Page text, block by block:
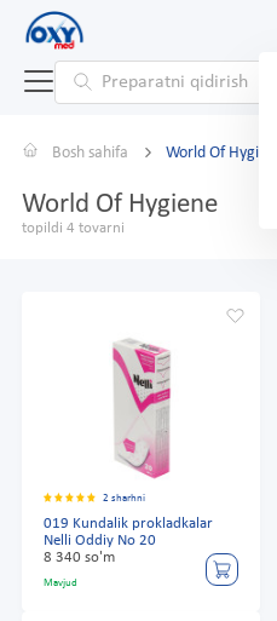
Bosh sahifa World Of Hygiene
World Of Hygiene
topildi 4 tovarni
2 sharhni
019 Kundalik prokladkalar
Nelli Oddiy No 20
8 340 so'm
Mavjud